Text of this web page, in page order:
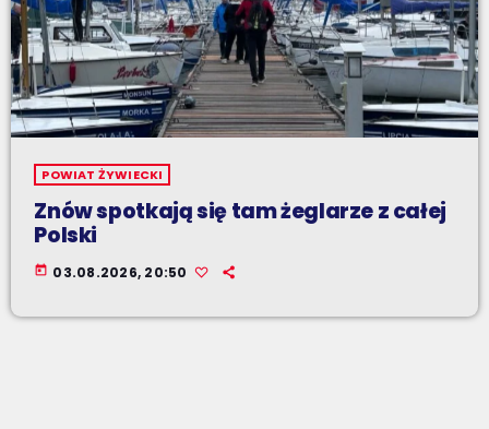
POWIAT ŻYWIECKI
Znów spotkają się tam żeglarze z całej
Polski
today 03.08.2026, 20:50